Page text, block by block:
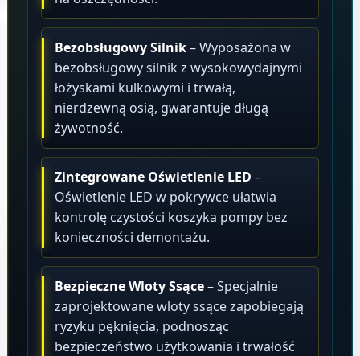
Bezobsługowy Silnik– Wyposażona w
bezobsługowy silnik z wysokowydajnymi
łożyskami kulkowymi i trwałą,
nierdzewną osią, gwarantuje długą
żywotność.
Zintegrowane Oświetlenie LED –
Oświetlenie LED w pokrywce ułatwia
kontrolę czystości koszyka pompy bez
konieczności demontażu.
Bezpieczne Wloty Ssące– Specjalnie
zaprojektowane wloty ssące zapobiegają
ryzyku pęknięcia, podnosząc
bezpieczeństwo użytkowania i trwałość